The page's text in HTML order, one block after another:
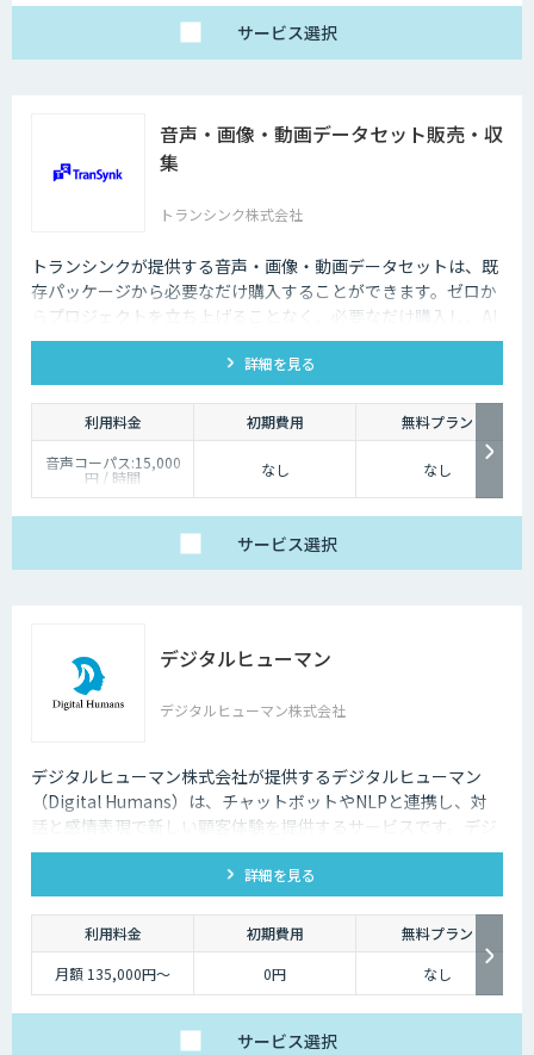
サービス選択
音声・画像・動画データセット販売・収
集
トランシンク株式会社
トランシンクが提供する音声・画像・動画データセットは、既
存パッケージから必要なだけ購入することができます。ゼロか
らプロジェクトを立ち上げることなく、必要なだけ購入し、AI
モデルの開発ができます。
詳細を見る
利用料金 初期費用
無料プラン
音声コーパス:15,000
円 / 時間
人物写真画像収集:300
なし なし
サービス選択
デジタルヒューマン
デジタルヒューマン株式会社
デジタルヒューマン株式会社が提供するデジタルヒューマン
（Digital Humans）は、チャットボットやNLPと連携し、対
話と感情表現で新しい顧客体験を提供するサービスです。デジ
タル従業員として、直感的で、インパクトがあり、競争力があ
るサービス創造と顧客体験が提供できます。
詳細を見る
利用料金 初期費用
無料プラン
月額 135,000円〜
0円 なし
サービス選択